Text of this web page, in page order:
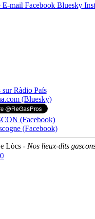
sur Ràdio País
(Bluesky)
(Facebook)
(Facebook)
Lòcs - Nos lieux-dits